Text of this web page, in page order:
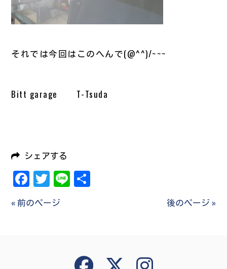
それでは今回はこのへんで(@^^)/~~~
Bitt garage T-Tsuda
シェアする
Facebook
Twitter
Line
« 前のページ 後のページ »